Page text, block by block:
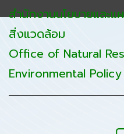
สำนักงานนโยบายและ
สิ่งแวดล้อม
Office of Natural
Environmental